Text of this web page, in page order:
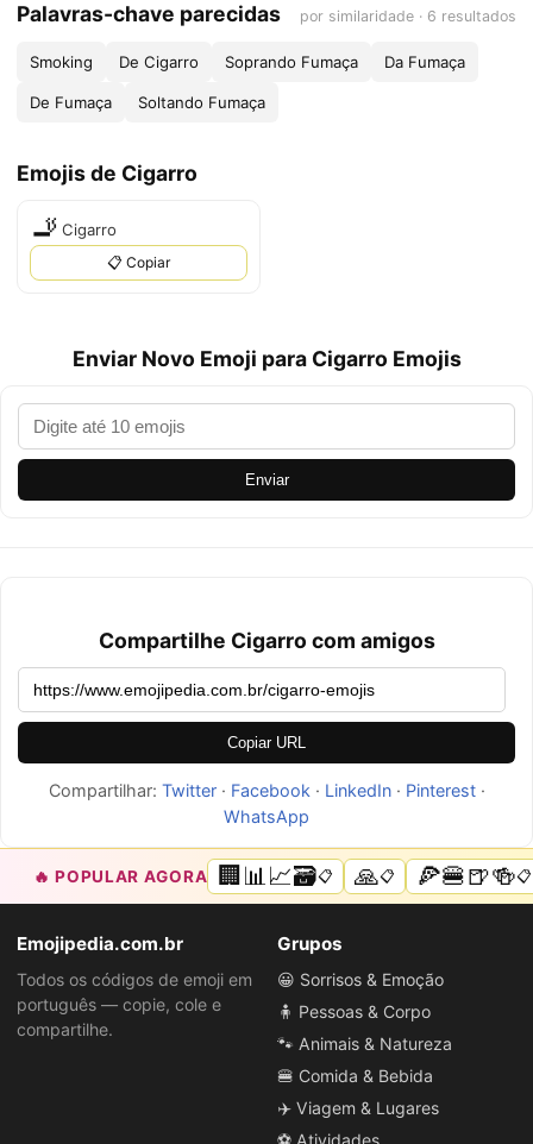
Palavras-chave parecidas por similaridade · 6 resultados
Smoking De Cigarro Soprando Fumaça Da Fumaça
De Fumaça Soltando Fumaça
Emojis de Cigarro
🚬 Cigarro
📋 Copiar
Enviar Novo Emoji para Cigarro Emojis
Enviar
Compartilhe Cigarro com amigos
Copiar URL
Compartilhar: Twitter· Facebook · LinkedIn· Pinterest·
WhatsApp
🔥 POPULAR AGORA 🏢📊📈🗃️📋 🙏📋 🍕🍔🍺🍻📋
Emojipedia.com.br
Todos os códigos de emoji em
português — copie, cole e
compartilhe.
Grupos
😀 Sorrisos & Emoção
🧍 Pessoas & Corpo
🐾 Animais & Natureza
🍔 Comida & Bebida
✈️ Viagem & Lugares
⚽ Atividades